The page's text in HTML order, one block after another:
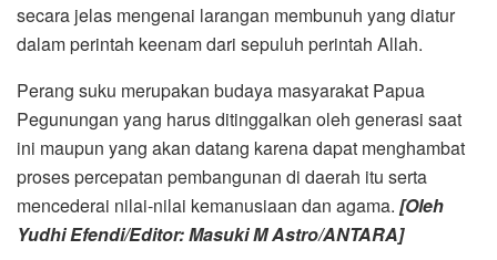
secara jelas mengenai larangan membunuh yang diatur
dalam perintah keenam dari sepuluh perintah Allah.
Perang suku merupakan budaya masyarakat Papua
Pegunungan yang harus ditinggalkan oleh generasi saat
ini maupun yang akan datang karena dapat menghambat
proses percepatan pembangunan di daerah itu serta
mencederai nilai-nilai kemanusiaan dan agama. [Oleh
Yudhi Efendi/Editor: Masuki M Astro/ANTARA]